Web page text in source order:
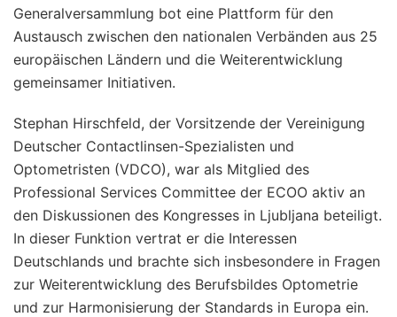
Generalversammlung bot eine Plattform für den
Austausch zwischen den nationalen Verbänden aus 25
europäischen Ländern und die Weiterentwicklung
gemeinsamer Initiativen.
Stephan Hirschfeld, der Vorsitzende der Vereinigung
Deutscher Contactlinsen-Spezialisten und
Optometristen (VDCO), war als Mitglied des
Professional Services Committee der ECOO aktiv an
den Diskussionen des Kongresses in Ljubljana beteiligt.
In dieser Funktion vertrat er die Interessen
Deutschlands und brachte sich insbesondere in Fragen
zur Weiterentwicklung des Berufsbildes Optometrie
und zur Harmonisierung der Standards in Europa ein.